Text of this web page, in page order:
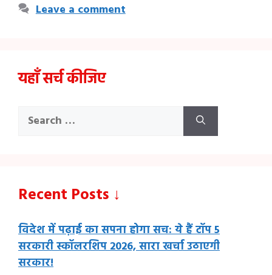
Leave a comment
यहाँ सर्च कीजिए
Search
Recent Posts ↓
विदेश में पढ़ाई का सपना होगा सच: ये हैं टॉप 5
सरकारी स्कॉलरशिप 2026, सारा खर्चा उठाएगी
सरकार!